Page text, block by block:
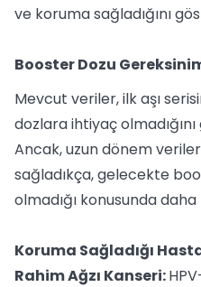
ve koruma sağladığını
Booster Dozu
Mevcut veriler, ilk aşı
dozlara ihtiyaç
Ancak, uzun dönem
sağladıkça, gelecekte
olmadığı konusunda
Koruma Sağladığı
Rahim Ağzı Kanseri: